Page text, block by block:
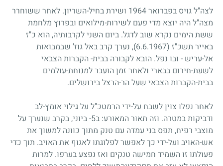
לצה"ל גויס בפברואר1964 ושירת בחיל-השריון. לאחר ששוחרר
מצה"ל היה יוצא מדי פעם לשירות-מילואים ובפרוץ מלחמת
ששת הימים נקרא שוב לדגל. ביום השני לקרבותיה, הוא כ"ז
באייר תשכ"ז (6.6.1967)
, נערך קרב באל גוז' שבמבואות
אל-עריש - ובו נפל. הובא לקבורה בבית- הקברות הצבאי
לשעת-חירום בבארי ולאחר זמן הועבר למנוחת-עולמים
בבית-הקברות הצבאי שעל הר-הרצל בירושלים.
לאחר נפלו צוין לשבח על-ידי הרמטכ"ל על גילוי אומץ-לב
ודביקות במטרה. וזה תאור המאורע: ב5- ביוני, בקרב שנערך על
מוצבי רפיח, תפס בני עמדה עם טנק מתוך כוונה למשוך את
אש-האויב ועל-ידי כך לאפשר לפלוגתו לאגוף את האויב. תוך כדי
פעולתו זו השמיד חמישה טנקים ואז נפצע בערפו. למרות